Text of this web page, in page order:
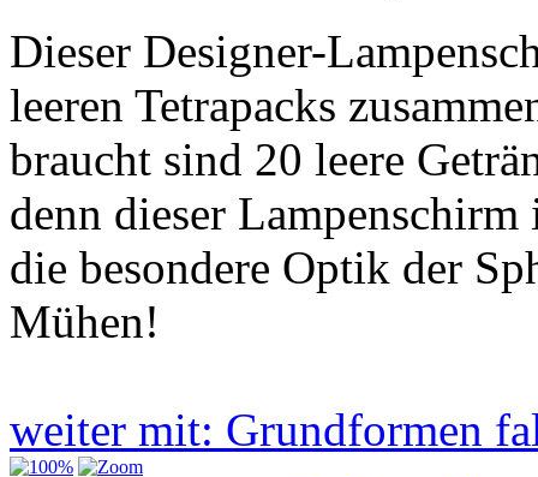
Dieser Designer-
leeren Tetrapacks
braucht sind 20 leere
denn dieser
die besondere Optik der
Mühen!
weiter mit: Grundformen